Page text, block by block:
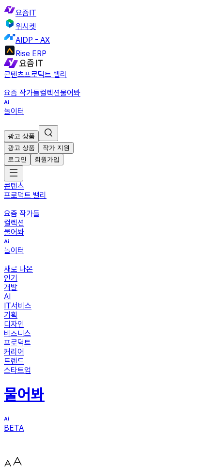
요즘IT
위시켓
AIDP - AX
Rise ERP
콘텐츠프로덕트 밸리
요즘 작가들컬렉션물어봐
놀이터
광고 상품
광고 상품
작가 지원
로그인
회원가입
콘텐츠
프로덕트 밸리
요즘 작가들
컬렉션
물어봐
놀이터
새로 나온
인기
개발
AI
IT서비스
기획
디자인
비즈니스
프로덕트
커리어
트렌드
스타트업
물어봐
BETA